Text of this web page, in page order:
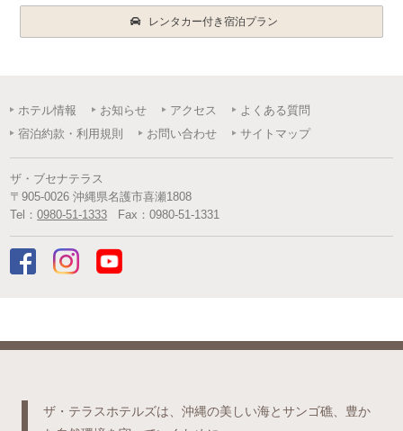
レンタカー付き宿泊プラン
ホテル情報 お知らせ アクセス
よくある質問
宿泊約款・利用規則
お問い合わせ サイトマップ
ザ・ブセナテラス
〒905-0026 沖縄県名護市喜瀬1808
Tel：0980-51-1333 Fax：0980-51-1331
ザ・テラスホテルズは、沖縄の美しい海とサンゴ礁、豊か